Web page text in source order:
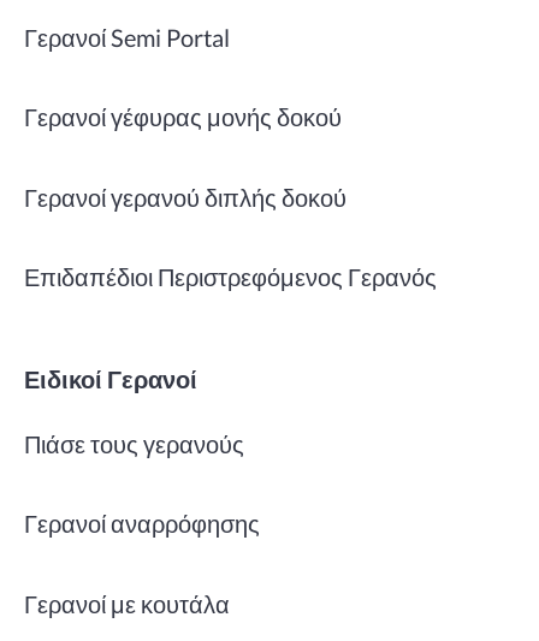
Γερανοί Semi Portal
Γερανοί γέφυρας μονής δοκού
Γερανοί γερανού διπλής δοκού
Επιδαπέδιοι Περιστρεφόμενος Γερανός
Ειδικοί Γερανοί
Πιάσε τους γερανούς
Γερανοί αναρρόφησης
Γερανοί με κουτάλα